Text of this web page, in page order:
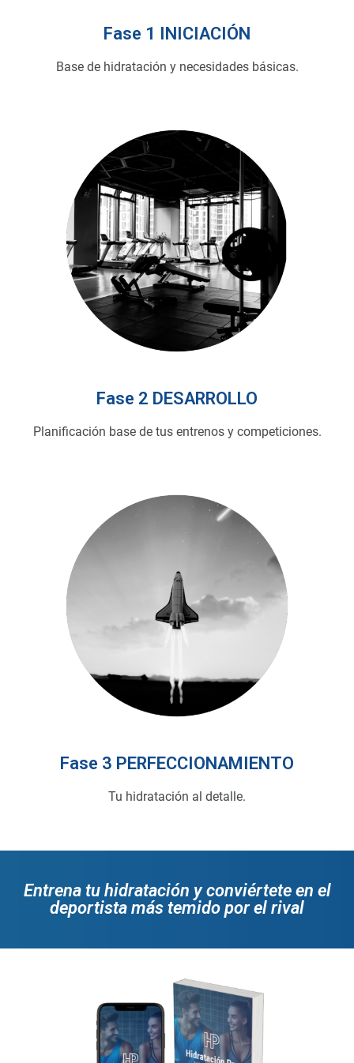
Fase 1 INICIACIÓN
Base de hidratación y necesidades básicas.
Fase 2 DESARROLLO
Planificación base de tus entrenos y competiciones.
Fase 3 PERFECCIONAMIENTO
Tu hidratación al detalle.
Entrena tu hidratación y conviértete en el
deportista más temido por el rival